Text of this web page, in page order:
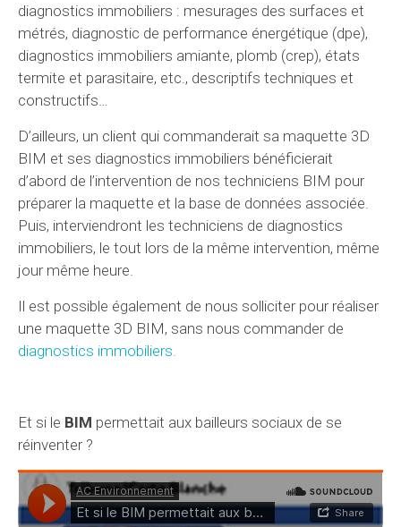
diagnostics immobiliers : mesurages des surfaces et
métrés, diagnostic de performance énergétique (dpe),
diagnostics immobiliers amiante, plomb (crep), états
termite et parasitaire, etc., descriptifs techniques et
constructifs…
D’ailleurs, un client qui commanderait sa maquette 3D
BIM et ses diagnostics immobiliers bénéficierait
d’abord de l’intervention de nos techniciens BIM pour
préparer la maquette et la base de données associée.
Puis, interviendront les techniciens de diagnostics
immobiliers, le tout lors de la même intervention, même
jour même heure.
Il est possible également de nous solliciter pour réaliser
une maquette 3D BIM, sans nous commander de
diagnostics immobiliers.
Et si le BIM permettait aux bailleurs sociaux de se
réinventer ?